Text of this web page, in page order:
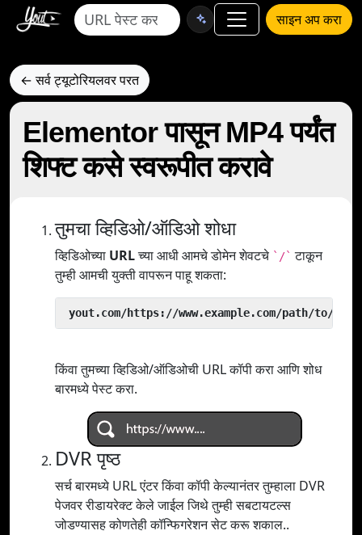
साइन अप करा
← सर्व ट्यूटोरियलवर परत
Elementor पासून MP4 पर्यंत
शिफ्ट कसे स्वरूपीत करावे
तुमचा व्हिडिओ/ऑडिओ शोधा
व्हिडिओच्या URLच्या आधी आमचे डोमेन शेवटचे `/` टाकून
तुम्ही आमची युक्ती वापरून पाहू शकता:
yout.com/https://www.example.com/path/to/
किंवा तुमच्या व्हिडिओ/ऑडिओची URL कॉपी करा आणि शोध
बारमध्ये पेस्ट करा.
DVR पृष्ठ
सर्च बारमध्ये URL एंटर किंवा कॉपी केल्यानंतर तुम्हाला DVR
पेजवर रीडायरेक्ट केले जाईल जिथे तुम्ही सबटायटल्स
जोडण्यासह कोणतेही कॉन्फिगरेशन सेट करू शकाल..